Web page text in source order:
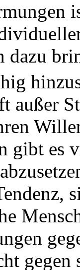
dazu
außer
gibt es